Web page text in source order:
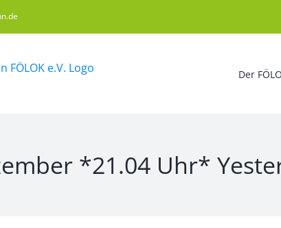
Der
*21.04 Uhr*